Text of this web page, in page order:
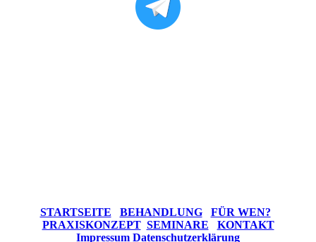
STARTSEITE BEHANDLUNG
FÜR WEN?
PRAXISKONZEPT SEMINARE
KONTAKT
Impressum Datenschutzerklärung